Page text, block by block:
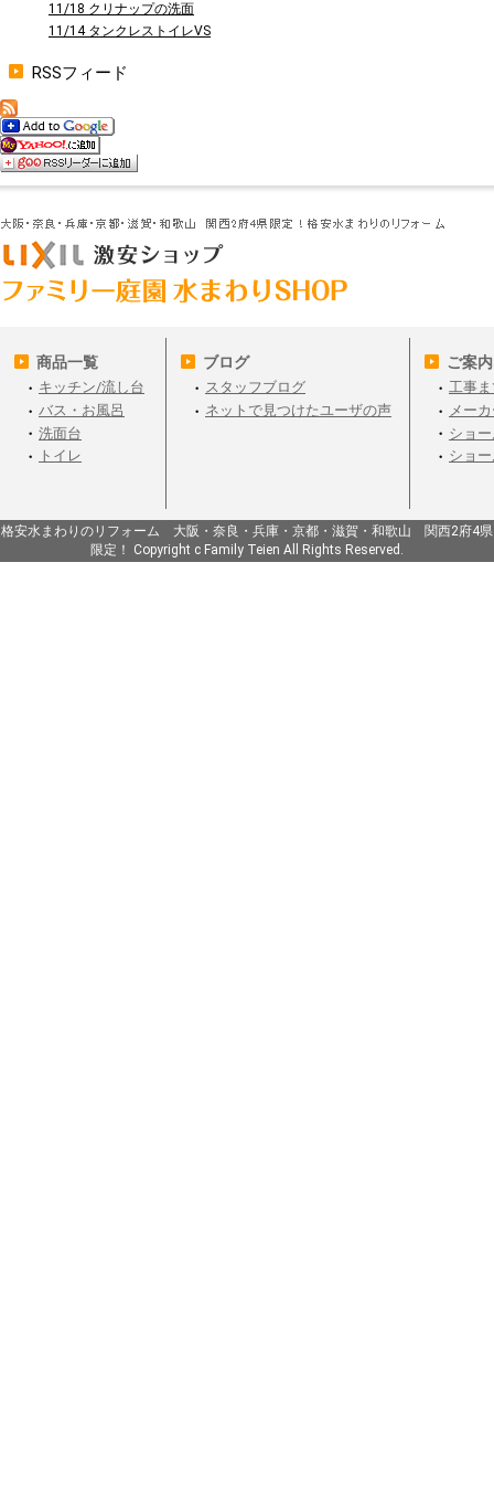
お知ら...
11/18 クリナップの洗面
台 ファ...
11/14 タンクレストイレVS
RSSフィード
商品一覧
キッチン/流し台
バス・お風呂
洗面台
トイレ
ブログ
スタッフブログ
ネットで見つけたユーザの声
ご案内
工事
メー
ショ
ショ
格安水まわりのリフォーム 大阪・奈良・兵庫・京都・滋賀・和歌山 関西2府4県
限定！ Copyright c Family Teien All Rights Reserved.